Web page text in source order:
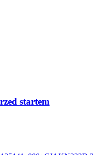
startem